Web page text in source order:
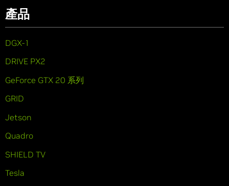
產品
DGX-1
DRIVE PX2
GeForce GTX 20 系列
GRID
Jetson
Quadro
SHIELD TV
Tesla